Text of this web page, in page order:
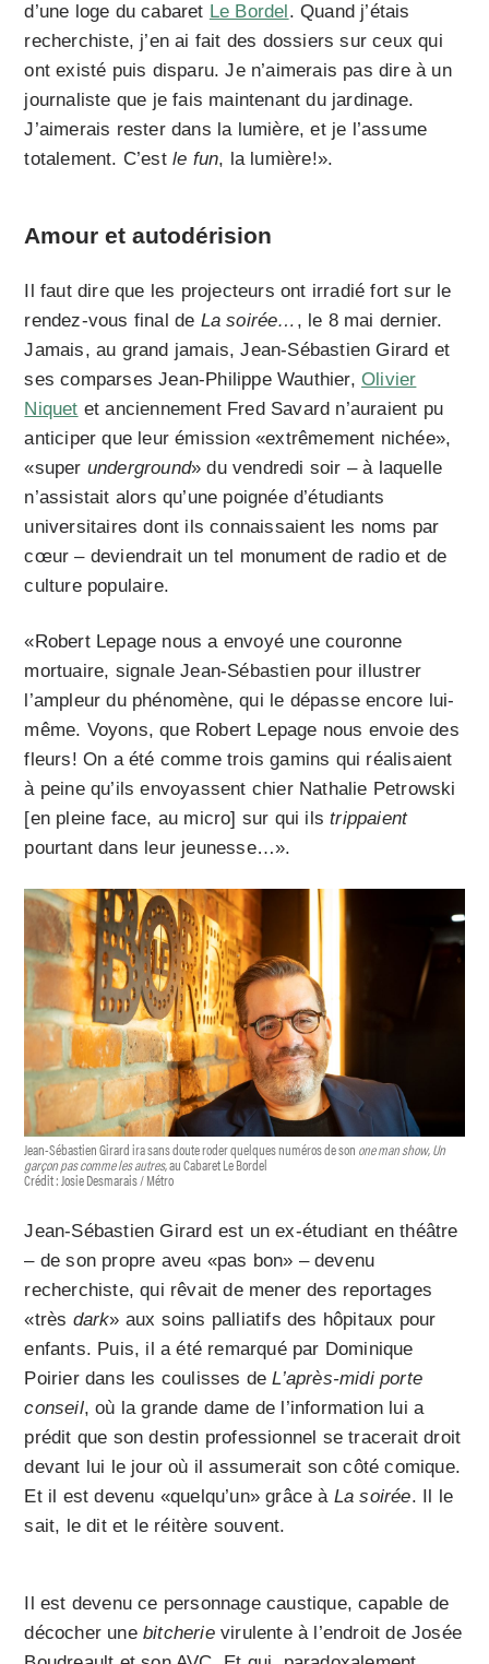
d’une loge du cabaret Le Bordel. Quand j’étais
recherchiste, j’en ai fait des dossiers sur ceux qui
ont existé puis disparu. Je n’aimerais pas dire à un
journaliste que je fais maintenant du jardinage.
J’aimerais rester dans la lumière, et je l’assume
totalement. C’estle fun, la lumière!».
Amour et autodérision
Il faut dire que les projecteurs ont irradié fort sur le
rendez-vous final de La soirée… , le 8 mai dernier.
Jamais, au grand jamais, Jean-Sébastien Girard et
ses comparses Jean-Philippe Wauthier,Olivier
Niquet et anciennement Fred Savard n’auraient pu
anticiper que leur émission «extrêmement nichée»,
«super underground» du vendredi soir – à laquelle
n’assistait alors qu’une poignée d’étudiants
universitaires dont ils connaissaient les noms par
cœur – deviendrait un tel monument de radio et de
culture populaire.
«Robert Lepage nous a envoyé une couronne
mortuaire, signale Jean-Sébastien pour illustrer
l’ampleur du phénomène, qui le dépasse encore lui-
même. Voyons, que Robert Lepage nous envoie des
fleurs! On a été comme trois gamins qui réalisaient
à peine qu’ils envoyassent chier Nathalie Petrowski
[en pleine face, au micro] sur qui ilstrippaient
pourtant dans leur jeunesse…».
Jean-Sébastien Girard ira sans doute roder quelques numéros de son one man show,Un
garçon pas comme les autres, au Cabaret Le Bordel
Crédit : Josie Desmarais / Métro
Jean-Sébastien Girard est un ex-étudiant en théâtre
– de son propre aveu «pas bon» – devenu
recherchiste, qui rêvait de mener des reportages
«très dark» aux soins palliatifs des hôpitaux pour
enfants. Puis, il a été remarqué par Dominique
Poirier dans les coulisses deL’après-midi porte
conseil, où la grande dame de l’information lui a
prédit que son destin professionnel se tracerait droit
devant lui le jour où il assumerait son côté comique.
Et il est devenu «quelqu’un» grâce à La soirée. Il le
sait, le dit et le réitère souvent.
Il est devenu ce personnage caustique, capable de
décocher unebitcherievirulente à l’endroit de Josée